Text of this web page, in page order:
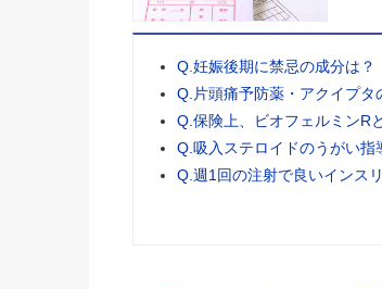
Q.妊娠後期に禁忌の成分は？
Q.片頭痛予防薬・アクイプタ
Q.保険上、ビオフェルミンR
Q.吸入ステロイドのうがい指
Q.週1回の注射で良いインス